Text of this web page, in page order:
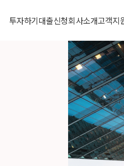
투자하기대출신청회사소개고객지